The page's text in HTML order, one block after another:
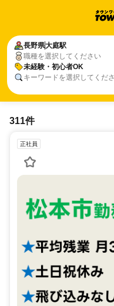
長野県大庭駅
職種を選択してください
未経験・初心者OK
キーワードを選択してくだ
311件
正社員